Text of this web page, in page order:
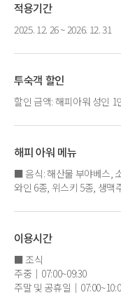
적용기간
2025. 12. 26 ~ 2026. 12. 31
투숙객 할인
할인 금액: 해피아워 성인
해피 아워 메뉴
■ 음식: 해산물 부야베스,
와인 6종, 위스키 5종, 생맥
이용시간
■ 조식
주중｜07:00~09:30
주말 및 공휴일｜